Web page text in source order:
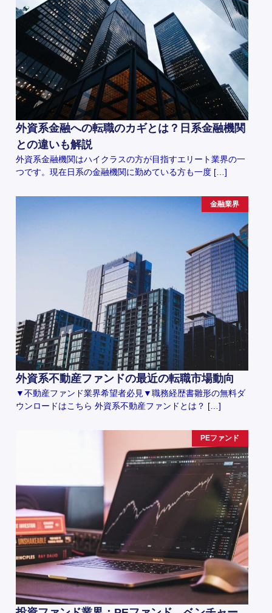
外資系金融への転職のカギとは？日系金融機関
との違いも解説
外資系金融機関はハイクラスの方が目指すエリート業界の一
つです。現在日系の金融機関に勤めている方も一度 […]
金融業界
外資系不動産ファンドの最近の転職市場動向
▼不動産ファンド業界希望者必見▼職務経歴書雛形の無料ダ
ウンロードはこちら 外資系不動産ファンドとは？ […]
PEファンド